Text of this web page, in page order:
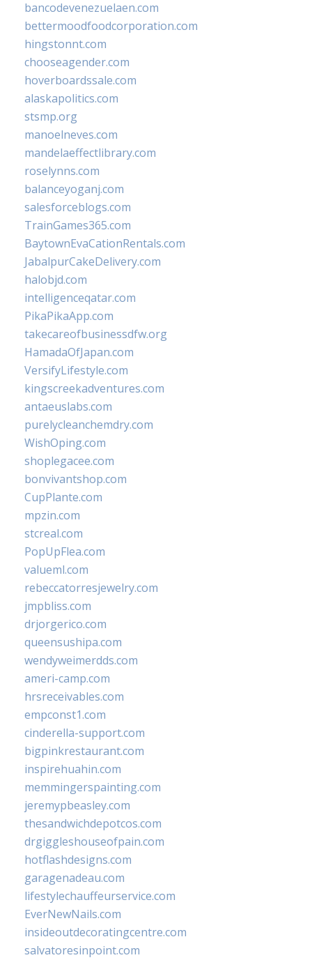
bancodevenezuelaen.com
bettermoodfoodcorporation.com
hingstonnt.com
chooseagender.com
hoverboardssale.com
alaskapolitics.com
stsmp.org
manoelneves.com
mandelaeffectlibrary.com
roselynns.com
balanceyoganj.com
salesforceblogs.com
TrainGames365.com
BaytownEvaCationRentals.com
JabalpurCakeDelivery.com
halobjd.com
intelligenceqatar.com
PikaPikaApp.com
takecareofbusinessdfw.org
HamadaOfJapan.com
VersifyLifestyle.com
kingscreekadventures.com
antaeuslabs.com
purelycleanchemdry.com
WishOping.com
shoplegacee.com
bonvivantshop.com
CupPlante.com
mpzin.com
stcreal.com
PopUpFlea.com
valueml.com
rebeccatorresjewelry.com
jmpbliss.com
drjorgerico.com
queensushipa.com
wendyweimerdds.com
ameri-camp.com
hrsreceivables.com
empconst1.com
cinderella-support.com
bigpinkrestaurant.com
inspirehuahin.com
memmingerspainting.com
jeremypbeasley.com
thesandwichdepotcos.com
drgiggleshouseofpain.com
hotflashdesigns.com
garagenadeau.com
lifestylechauffeurservice.com
EverNewNails.com
insideoutdecoratingcentre.com
salvatoresinpoint.com